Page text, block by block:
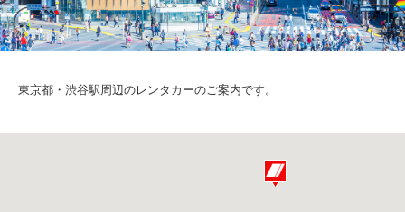
東京都・渋谷駅周辺のレンタカーのご案内です。